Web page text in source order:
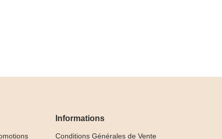
Informations
Conditions Générales de Vente